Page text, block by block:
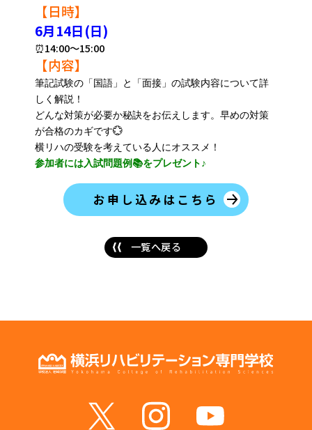
【日時】
6月14日(日)
⏰14:00～15:00
【内容】
筆記試験の「国語」と「面接」の試験内容について詳
しく解説！
どんな対策が必要か秘訣をお伝えします。早めの対策
が合格のカギです💮
横リハの受験を考えている人にオススメ！
参加者には入試問題例📚をプレゼント♪
お申し込みはこちら
一覧へ戻る